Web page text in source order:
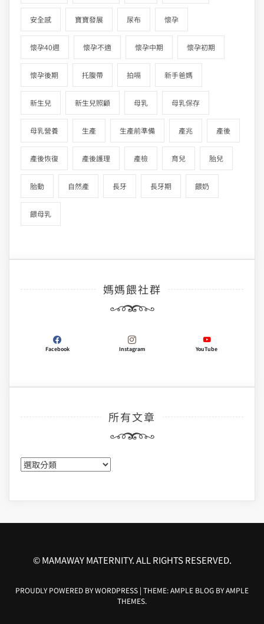
安全感 寶寶發展 尿布 懷孕
懷孕40週 懷孕不適 懷孕中期 懷孕初期
懷孕後期 托腹帶 拍嗝 新手爸媽
新生兒 新生兒照顧 母乳 母乳保存
母乳營養 生產 生產前準備 產兆 產後
產後恢復 產後護理 產檢 育兒 胎兒
胎動 自然產 長牙 長牙期 餵奶
餵母乳
媽媽餵社群
Facebook Instagram YouTube
所有文章
所
有
章
© MAMAWAY MATERNITY. ALL RIGHTS RESERVED.
PROUDLY POWERED BY WORDPRESS | THEME: AMPLE BLOG BYAMPLE
THEMES.